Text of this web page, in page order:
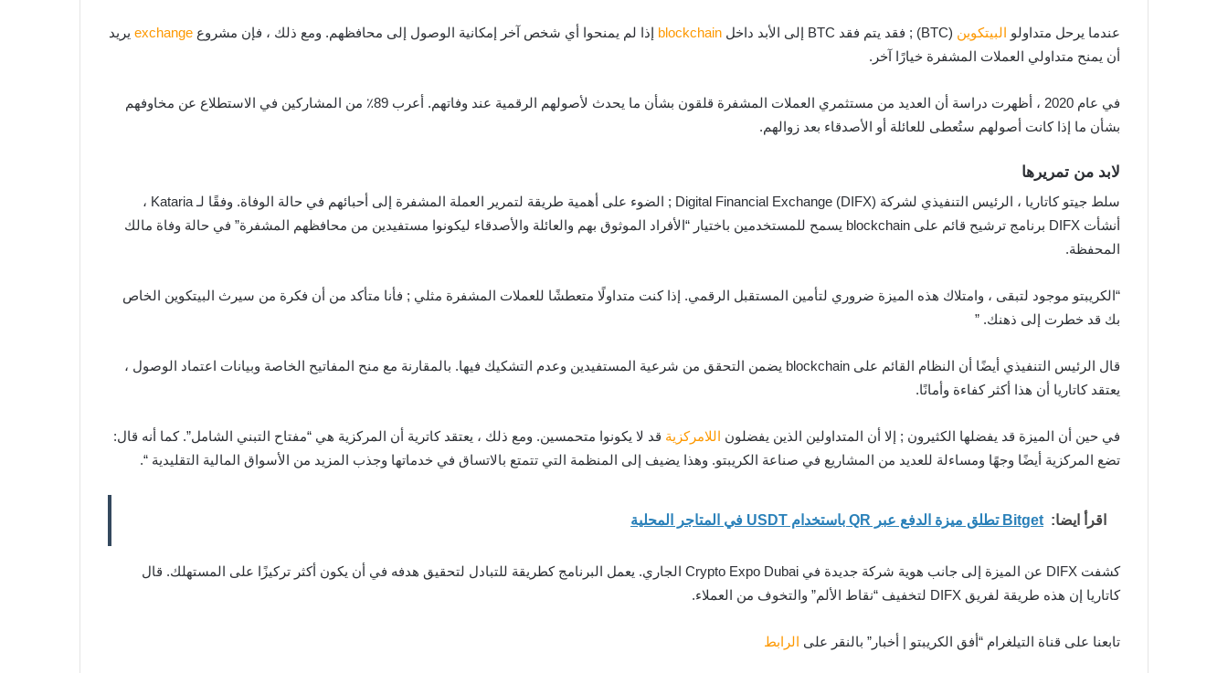
عندما يرحل متداولو البيتكوين (BTC) ; فقد يتم فقد BTC إلى الأبد داخل blockchain إذا لم يمنحوا أي شخص آخر إمكانية الوصول إلى محافظهم. ومع ذلك ، فإن مشروع exchange يريد
أن يمنح متداولي العملات المشفرة خيارًا آخر.
في عام 2020 ، أظهرت دراسة أن العديد من مستثمري العملات المشفرة قلقون بشأن ما يحدث لأصولهم الرقمية عند وفاتهم. أعرب 89٪ من المشاركين في الاستطلاع عن مخاوفهم
بشأن ما إذا كانت أصولهم ستُعطى للعائلة أو الأصدقاء بعد زوالهم.
لابد من تمريرها
سلط جيتو كاتاريا ، الرئيس التنفيذي لشركة Digital Financial Exchange (DIFX) ; الضوء على أهمية طريقة لتمرير العملة المشفرة إلى أحبائهم في حالة الوفاة. وفقًا لـ Kataria ،
أنشأت DIFX برنامج ترشيح قائم على blockchain يسمح للمستخدمين باختيار “الأفراد الموثوق بهم والعائلة والأصدقاء ليكونوا مستفيدين من محافظهم المشفرة” في حالة وفاة مالك
المحفظة.
“الكريبتو موجود لتبقى ، وامتلاك هذه الميزة ضروري لتأمين المستقبل الرقمي. إذا كنت متداولًا متعطشًا للعملات المشفرة مثلي ; فأنا متأكد من أن فكرة من سيرث البيتكوين الخاص
بك قد خطرت إلى ذهنك. ”
قال الرئيس التنفيذي أيضًا أن النظام القائم على blockchain يضمن التحقق من شرعية المستفيدين وعدم التشكيك فيها. بالمقارنة مع منح المفاتيح الخاصة وبيانات اعتماد الوصول ،
يعتقد كاتاريا أن هذا أكثر كفاءة وأمانًا.
في حين أن الميزة قد يفضلها الكثيرون ; إلا أن المتداولين الذين يفضلون اللامركزية قد لا يكونوا متحمسين. ومع ذلك ، يعتقد كاترية أن المركزية هي “مفتاح التبني الشامل”. كما أنه قال:
تضع المركزية أيضًا وجهًا ومساءلة للعديد من المشاريع في صناعة الكريبتو. وهذا يضيف إلى المنظمة التي تتمتع بالاتساق في خدماتها وجذب المزيد من الأسواق المالية التقليدية “.
اقرأ ايضا: Bitget تطلق ميزة الدفع عبر QR باستخدام USDT في المتاجر المحلية
كشفت DIFX عن الميزة إلى جانب هوية شركة جديدة في Crypto Expo Dubai الجاري. يعمل البرنامج كطريقة للتبادل لتحقيق هدفه في أن يكون أكثر تركيزًا على المستهلك. قال
كاتاريا إن هذه طريقة لفريق DIFX لتخفيف “نقاط الألم” والتخوف من العملاء.
تابعنا على قناة التيلغرام “أفق الكريبتو | أخبار” بالنقر على الرابط